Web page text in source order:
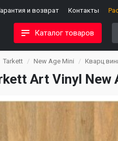
и возврат Контакты
Каталог товаров
Tarkett New Age Mini Кварц
Art Vinyl